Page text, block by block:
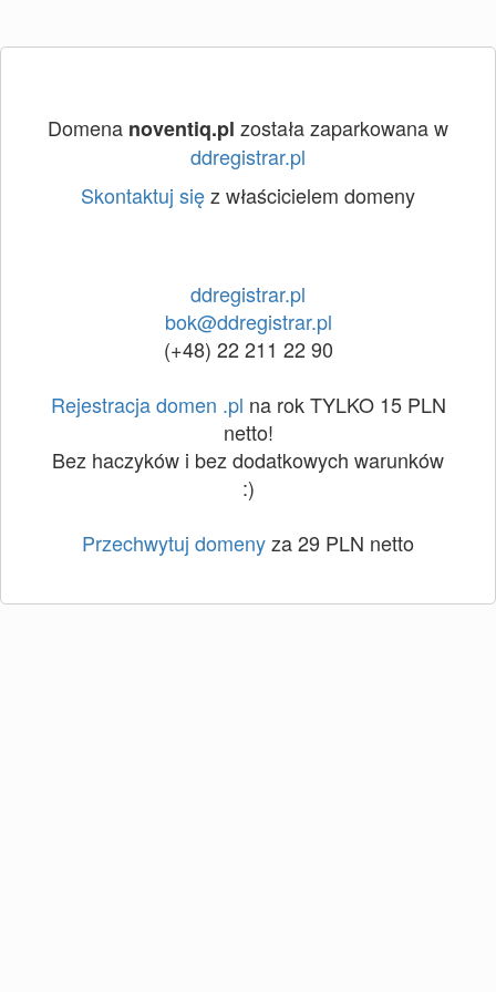
Domena noventiq.pl została zaparkowana w
ddregistrar.pl
Skontaktuj sięz właścicielem domeny
ddregistrar.pl
bok@ddregistrar.pl
(+48) 22 211 22 90
Rejestracja domen .pl na rok TYLKO 15 PLN
netto!
Bez haczyków i bez dodatkowych warunków
:)
Przechwytuj domenyza 29 PLN netto